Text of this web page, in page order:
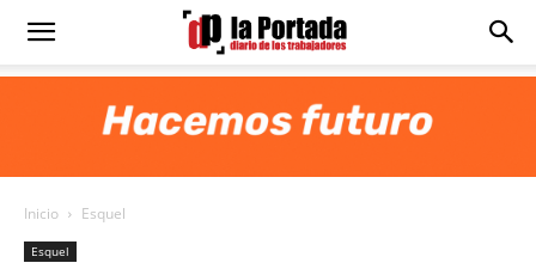
Diario
Portada
Inicio Esquel
Esquel